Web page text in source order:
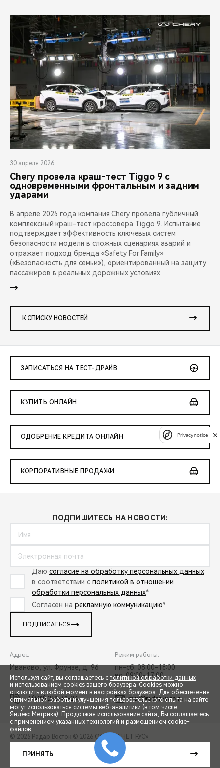
СПЕЦПРЕДЛОЖЕНИЯ
ЗАПИСЬ НА ТЕСТ-ДРАЙВ
30 апреля 2026
Chery провела краш-тест Tiggo 9 с
одновременными фронтальным и задним
ударами
В апреле 2026 года компания Chery провела публичный
комплексный краш-тест кроссовера Tiggo 9. Испытание
подтверждает эффективность ключевых систем
безопасности модели в сложных сценариях аварий и
отражает подход бренда «Safety For Family»
(«Безопасность для семьи»), ориентированный на защиту
пассажиров в реальных дорожных условиях.
К СПИСКУ НОВОСТЕЙ
ЗАПИСАТЬСЯ НА ТЕСТ-ДРАЙВ
КУПИТЬ ОНЛАЙН
ОДОБРЕНИЕ КРЕДИТА ОНЛАЙН
КОРПОРАТИВНЫЕ ПРОДАЖИ
ПОДПИШИТЕСЬ НА НОВОСТИ:
Даю согласие на обработку персональных данных
в соответствии с политикой в отношении
обработки персональных данных*
Согласен на рекламную коммуникацию*
ПОДПИСАТЬСЯ
Адрес:
Иваново, ул. Фрунзе, д. 96
Режим работы:
пн-сб: 08:00-18:00
вс: 09:00-17:00
+7 (493) 258-42-24 mav@radar-avto.ru
© 2026 Радар Восток © 2026 ООО «ТЕНЕТ РУС»
КОНТАКТЫ
Сделано в ПЕРКС
Используя сайт, вы соглашаетесь с политикой обработки данных
и использованием cookies вашего браузера. Cookies можно
отключить в любой момент в настройках браузера. Для обеспечения
оптимальной работы и улучшения пользовательского опыта на сайте
могут использоваться системы веб-аналитики (в том числе
Яндекс.Метрика). Продолжая использование сайта, Вы соглашаетесь
с применением указанных технологий и размещением cookie-
файлов.
ПРИНЯТЬ
Privacy notice